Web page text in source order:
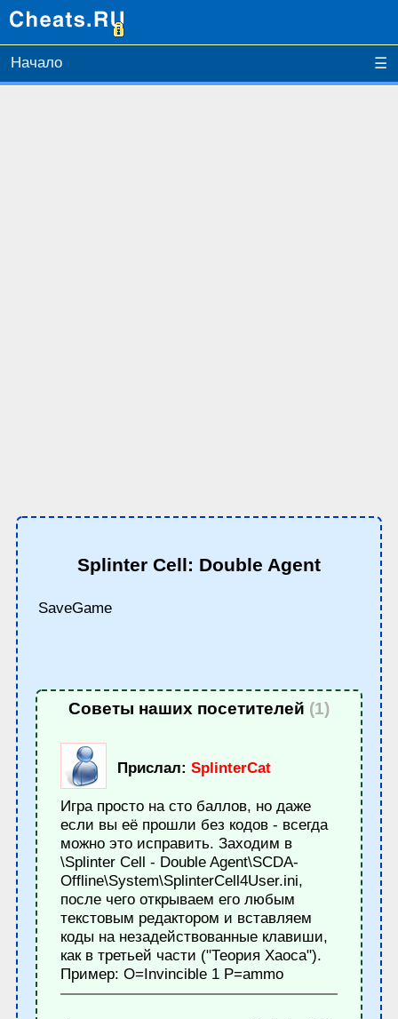
Начало ☰
Splinter Cell: Double Agent
SaveGame
Советы наших посетителей (1)
Прислал: SplinterCat
Игра просто на сто баллов, но даже
если вы её прошли без кодов - всегда
можно это исправить. Заходим в
\Splinter Cell - Double Agent\SCDA-
Offline\System\SplinterCell4User.ini,
после чего открываем его любым
текстовым редактором и вставляем
коды на незадействованные клавиши,
как в третьей части ("Теория Хаоса").
Пример: O=Invincible 1 P=ammo